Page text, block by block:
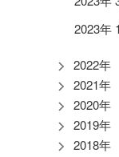
2023年
2022年
2021年
2020年
2019年
2018年